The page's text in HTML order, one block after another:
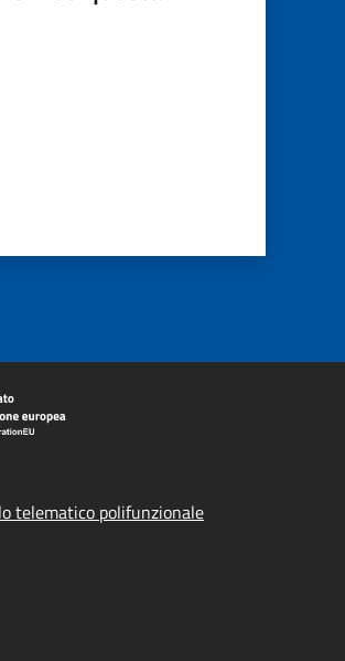
telematico polifunzionale